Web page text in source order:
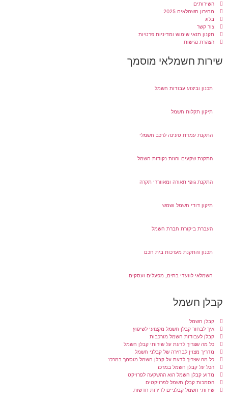
השירותים
מחירון חשמלאים 2025
בלוג
צור קשר
תקנון תנאי שימוש ומדיניות פרטיות
הצהרת נגישות
שירות חשמלאי מוסמך
תכנון וביצוע עבודות חשמל
תיקון תקלות חשמל
התקנת עמדת טעינה לרכב חשמלי
התקנת שקעים והזזת נקודות חשמל
התקנת גופי תאורה ומאווררי תקרה
תיקון דודי חשמל ושמש
העברת ביקורת חברת חשמל
תכנון והתקנת מערכות בית חכם
חשמלאי לוועדי בתים, מפעלים ועסקים
קבלן חשמל
קבלן חשמל
איך לבחור קבלן חשמל מקצועי לשיפוץ
קבלן לעבודות חשמל מורכבות
כל מה שצריך לדעת על שירותי קבלן חשמל
מדריך מצוין לבחירה של קבלני חשמל
כל מה שצריך לדעת על קבלן חשמל מוסמך במרכז
הכל על קבלן חשמל במרכז
מדוע קבלן חשמל הוא ההשקעה לפרויקט
הסמכות קבלן חשמל לפרויקטים
שירותי חשמל קבלניים לדירות חדשות